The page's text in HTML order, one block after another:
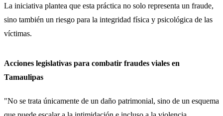
La iniciativa plantea que esta práctica no solo representa un fraude,
sino también un riesgo para la integridad física y psicológica de las
víctimas.
Acciones legislativas para combatir fraudes viales en
Tamaulipas
"No se trata únicamente de un daño patrimonial, sino de un esquema